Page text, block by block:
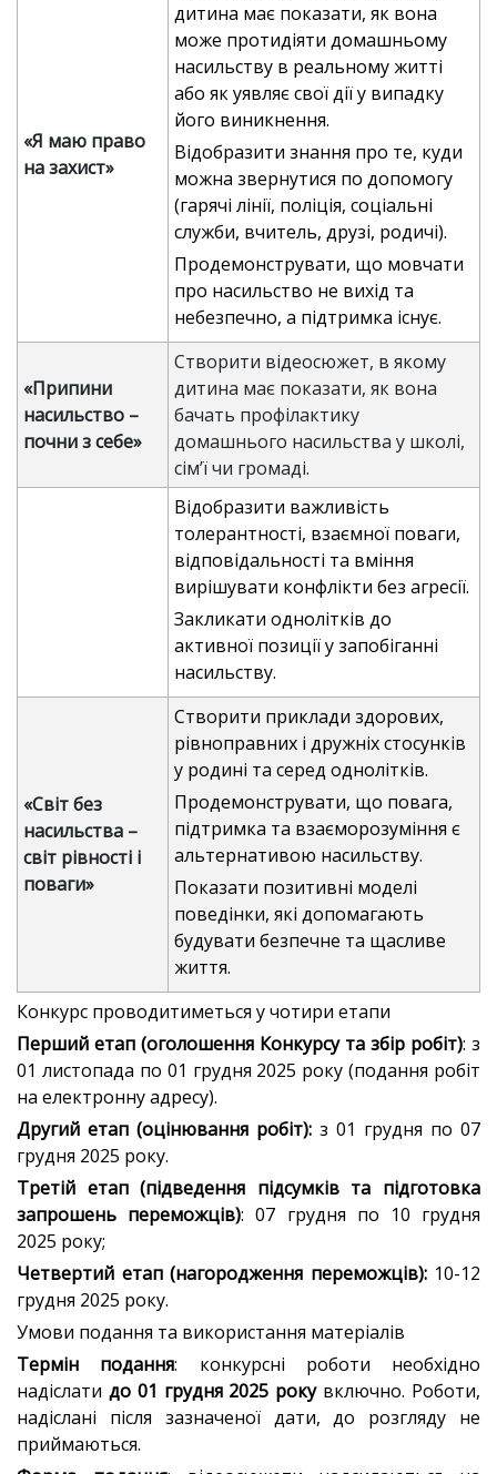
«Я маю право
на захист»
дитина має показати, як вона
може протидіяти домашньому
насильству в реальному житті
або як уявляє свої дії у випадку
його виникнення.
Відобразити знання про те, куди
можна звернутися по допомогу
(гарячі лінії, поліція, соціальні
служби, вчитель, друзі, родичі).
Продемонструвати, що мовчати
про насильство не вихід та
небезпечно, а підтримка існує.
«Припини
насильство –
почни з себе»
Створити відеосюжет, в якому
дитина має показати, як вона
бачать профілактику
домашнього насильства у школі,
сім’ї чи громаді.
Відобразити важливість
толерантності, взаємної поваги,
відповідальності та вміння
вирішувати конфлікти без агресії.
Закликати однолітків до
активної позиції у запобіганні
насильству.
«Світ без
насильства –
світ рівності і
поваги»
Створити приклади здорових,
рівноправних і дружніх стосунків
у родині та серед однолітків.
Продемонструвати, що повага,
підтримка та взаєморозуміння є
альтернативою насильству.
Показати позитивні моделі
поведінки, які допомагають
будувати безпечне та щасливе
життя.
Конкурс проводитиметься у чотири етапи
Перший етап (оголошення Конкурсу та збір робіт): з
01 листопада по 01 грудня 2025 року (подання робіт
на електронну адресу).
Другий етап (оцінювання робіт): з 01 грудня по 07
грудня 2025 року.
Третій етап (підведення підсумків та підготовка
запрошень переможців): 07 грудня по 10 грудня
2025 року;
Четвертий етап (нагородження переможців): 10-12
грудня 2025 року.
Умови подання та використання матеріалів
Термін подання: конкурсні роботи необхідно
надіслати до 01 грудня 2025 року включно. Роботи,
надіслані після зазначеної дати, до розгляду не
приймаються.